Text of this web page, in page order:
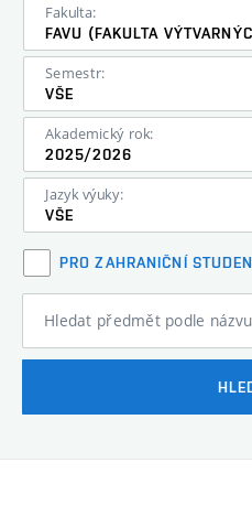
Fakulta:
FAVU (FAKULTA
Semestr:
VŠE
Akademický rok:
2025/2026
Jazyk výuky:
VŠE
PRO ZAHRANIČNÍ
Hledat předmět podle